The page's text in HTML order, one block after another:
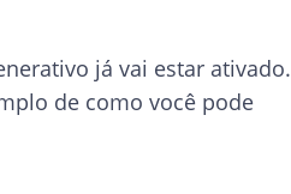
já vai estar ativado.
de como você pode